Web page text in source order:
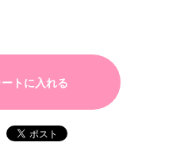
ートに入れる